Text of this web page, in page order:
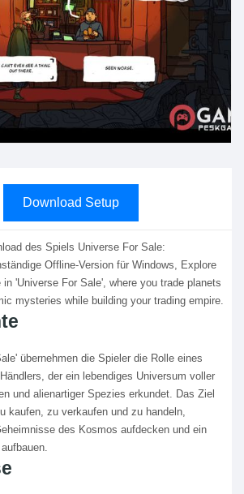
Download Setup
des Spiels Universe For Sale:
Offline-Version für Windows, Explore
'Universe For Sale', where you trade planets
mysteries while building your trading empire.
übernehmen die Spieler die Rolle eines
der ein lebendiges Universum voller
und alienartiger Spezies erkundet. Das Ziel
kaufen, zu verkaufen und zu handeln,
des Kosmos aufdecken und ein